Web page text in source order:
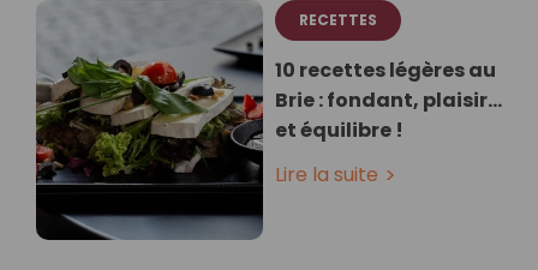
RECETTES
10 recettes légères au
Brie : fondant, plaisir…
et équilibre !
Lire la suite